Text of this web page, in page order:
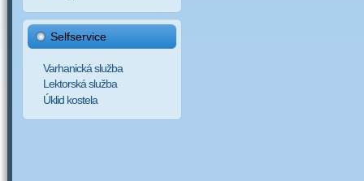
Selfservice
Varhanická služba
Lektorská služba
Úklid kostela